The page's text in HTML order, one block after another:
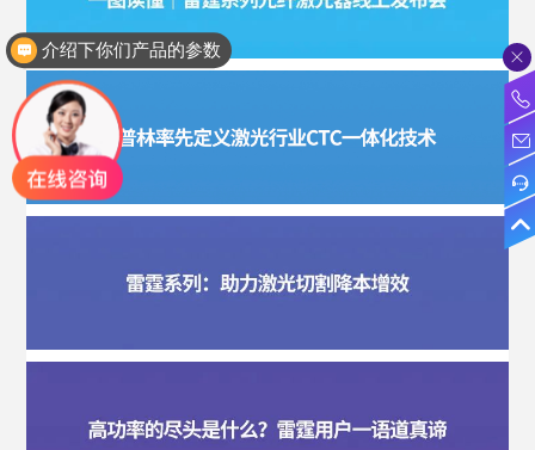
介绍下你们产品的参数